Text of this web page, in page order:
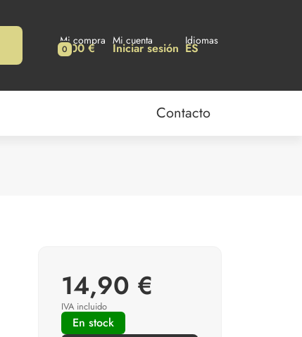
0
Mi compra
0,00 € Mi cuenta
Iniciar sesión Idiomas
ES
Contacto
14,90 €
IVA incluido
En stock